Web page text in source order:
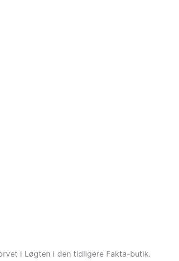
i Løgten i den tidligere Fakta-butik.